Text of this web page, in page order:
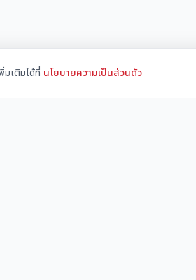
มเติมได้ที่ นโยบายความเป็นส่วนตัว